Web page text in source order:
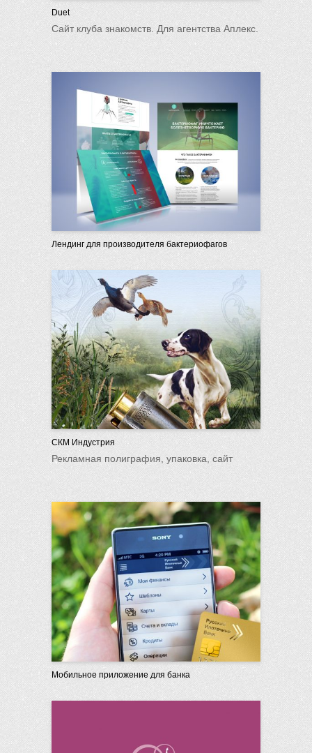
Duet
Сайт клуба знакомств. Для агентства Аплекс.
Лендинг для производителя бактериофагов
СКМ Индустрия
Рекламная полиграфия, упаковка, сайт
Мобильное приложение для банка